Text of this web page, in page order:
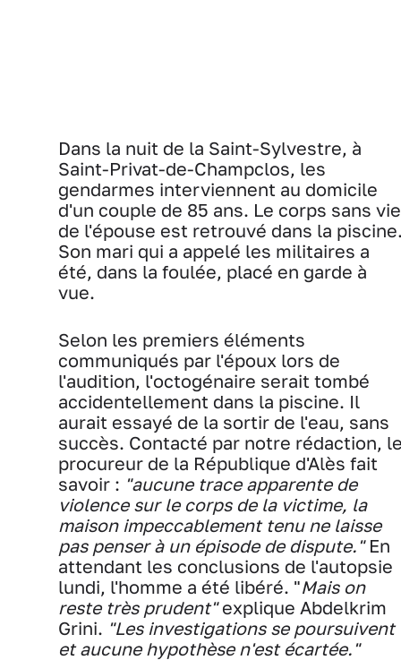
Dans la nuit de la Saint-Sylvestre, à
Saint-Privat-de-Champclos, les
gendarmes interviennent au domicile
d'un couple de 85 ans. Le corps sans vie
de l'épouse est retrouvé dans la
Son mari qui a appelé les militaires a
été, dans la foulée, placé en garde à
vue.
Selon les premiers éléments
communiqués par l'époux lors de
l'audition, l'octogénaire serait tombé
accidentellement dans la piscine. Il
aurait essayé de la sortir de l'eau, sans
succès. Contacté par notre rédaction,
procureur de la République d'Alès fait
savoir : "aucune trace apparente de
violence sur le corps de la victime, la
maison impeccablement tenu ne laisse
pas penser à un épisode de dispute."En
attendant les conclusions de l'autopsie
lundi, l'homme a été libéré. "Mais on
reste très prudent"explique Abdelkrim
Grini. "Les investigations se poursuivent
et aucune hypothèse n'est écartée."